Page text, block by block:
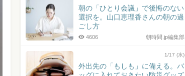
朝の「ひとり会議」で後悔のない
選択を。山口恵理香さんの朝の過
ごし方
朝時間.jp編集部
4606
1/17 (水)
外出先の「もしも」に備える。バ